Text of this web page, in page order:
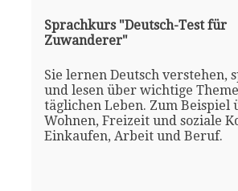
Sprachkurs "Deutsch-Test für
Zuwanderer"
Sie lernen Deutsch verstehen,
und lesen über wichtige
täglichen Leben. Zum Beispiel
Wohnen, Freizeit und soziale
Einkaufen, Arbeit und Beruf.